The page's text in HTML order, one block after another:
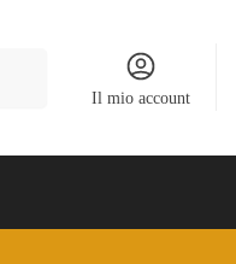
Il mio account